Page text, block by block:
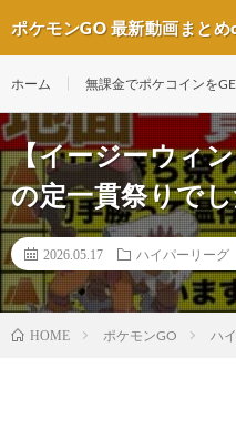
ポケモンGO 最新動画まとめ
ホーム 無課金でポケコインを
【イージーウィ
の定一貫祭りで
2026.05.17 ハイパーリーグ
HOME ポケモンGO ハ